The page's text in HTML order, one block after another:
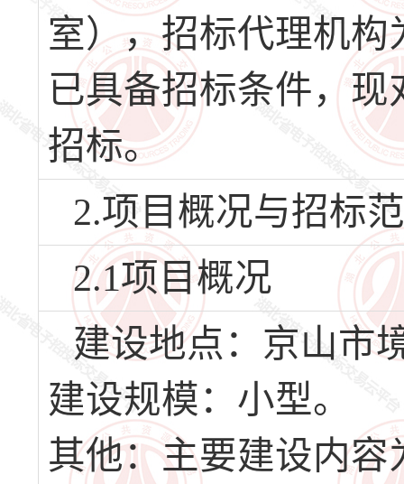
室），招标代理机
已具备招标条件，
招标。
2.项目概况与招标
2.1项目概况
建设地点：京山市
建设规模：小型。
其他：主要建设内容